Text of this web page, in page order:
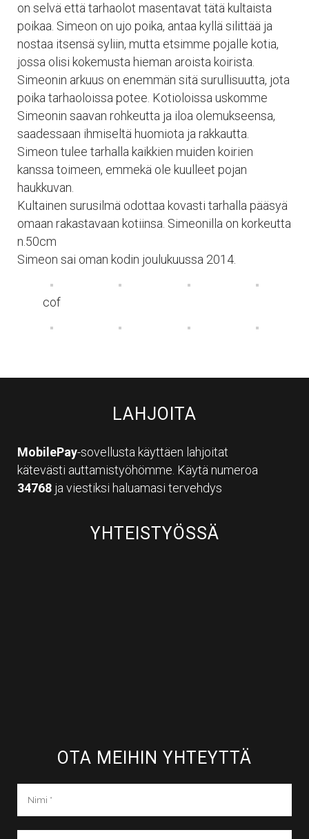
on selvä että tarhaolot masentavat tätä kultaista
poikaa. Simeon on ujo poika, antaa kyllä silittää ja
nostaa itsensä syliin, mutta etsimme pojalle kotia,
jossa olisi kokemusta hieman aroista koirista.
Simeonin arkuus on enemmän sitä surullisuutta, jota
poika tarhaoloissa potee. Kotioloissa uskomme
Simeonin saavan rohkeutta ja iloa olemukseensa,
saadessaan ihmiseltä huomiota ja rakkautta.
Simeon tulee tarhalla kaikkien muiden koirien
kanssa toimeen, emmekä ole kuulleet pojan
haukkuvan.
Kultainen surusilmä odottaa kovasti tarhalla pääsyä
omaan rakastavaan kotiinsa. Simeonilla on korkeutta
n.50cm
Simeon sai oman kodin joulukuussa 2014.
cof
LAHJOITA
MobilePay-sovellusta käyttäen lahjoitat
kätevästi auttamistyöhömme. Käytä numeroa
34768 ja viestiksi haluamasi tervehdys
YHTEISTYÖSSÄ
OTA MEIHIN YHTEYTTÄ​